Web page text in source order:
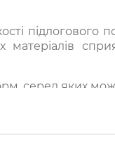
підлогового
серед яких